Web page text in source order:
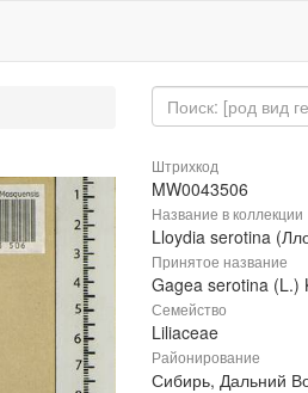
Штрихкод
MW0043506
Название в коллекции
Lloydia serotina
Принятое название
Gagea serotina (L.)
Семейство
Liliaceae
Районирование
Сибирь, Дальний